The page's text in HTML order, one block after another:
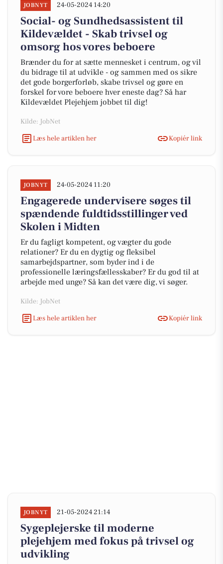
JOBNYT 24-05-2024 14:20
Social- og Sundhedsassistent til
Kildevældet - Skab trivsel og
omsorg hos vores beboere
Brænder du for at sætte mennesket i centrum, og vil
du bidrage til at udvikle - og sammen med os sikre
det gode borgerforløb, skabe trivsel og gøre en
forskel for vore beboere hver eneste dag? Så har
Kildevældet Plejehjem jobbet til dig!
Kilde: JobNet
Læs hele artiklen her
Kopiér link
JOBNYT 24-05-2024 11:20
Engagerede undervisere søges til
spændende fuldtidsstillinger ved
Skolen i Midten
Er du fagligt kompetent, og vægter du gode
relationer? Er du en dygtig og fleksibel
samarbejdspartner, som byder ind i de
professionelle læringsfællesskaber? Er du god til at
arbejde med unge? Så kan det være dig, vi søger.
Kilde: JobNet
Læs hele artiklen her
Kopiér link
JOBNYT 21-05-2024 21:14
Sygeplejerske til moderne
plejehjem med fokus på trivsel og
udvikling